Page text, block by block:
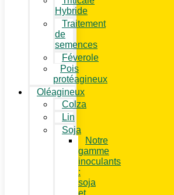
Hybride
Traitement
de
semences
Féverole
Pois
protéagineux
Oléagineux
Colza
Lin
Soja
Notre
gamme
inoculants
:
soja
et